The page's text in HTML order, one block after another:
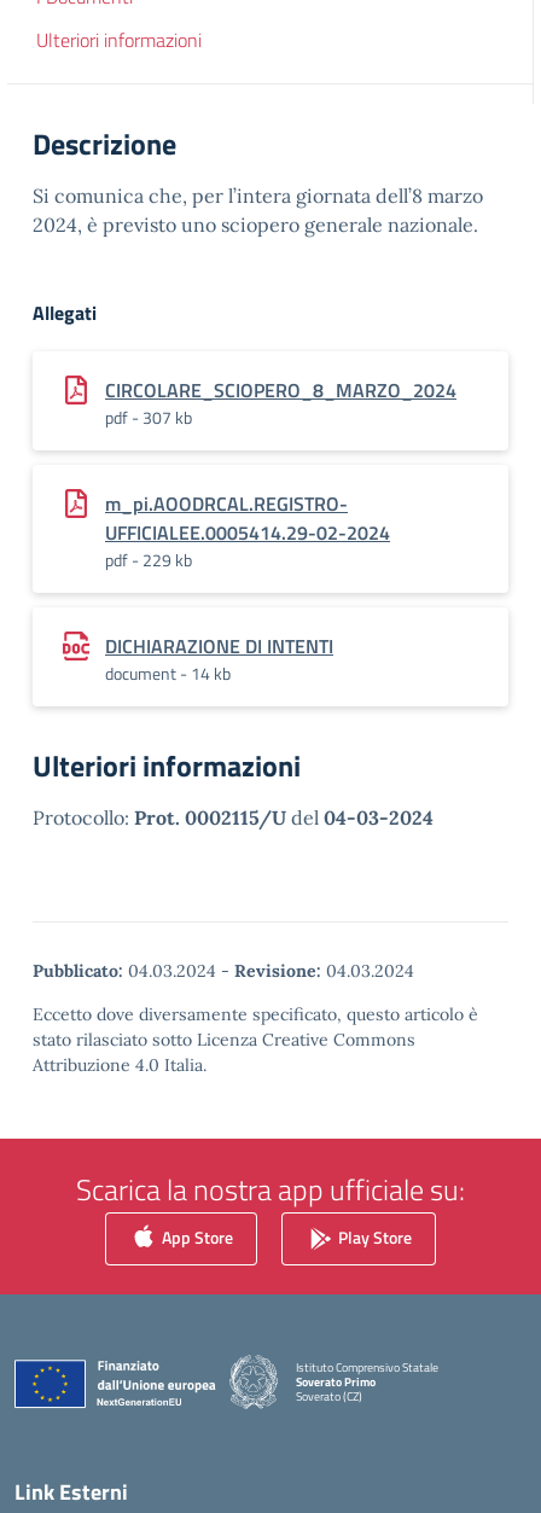
Ulteriori informazioni
Descrizione
Si comunica che, per l’intera giornata dell’8 marzo
2024, è previsto uno sciopero generale nazionale.
Allegati
CIRCOLARE_SCIOPERO_8_MARZO_2024
pdf - 307 kb
m_pi.AOODRCAL.REGISTRO-
UFFICIALEE.0005414.29-02-2024
pdf - 229 kb
DICHIARAZIONE DI INTENTI
document - 14 kb
Ulteriori informazioni
Protocollo: Prot. 0002115/U del 04-03-2024
Pubblicato: 04.03.2024 - Revisione: 04.03.2024
Eccetto dove diversamente specificato, questo articolo è
stato rilasciato sotto Licenza Creative Commons
Attribuzione 4.0 Italia.
Scarica la nostra app ufficiale su:
App Store Play Store
Istituto Comprensivo Statale
Soverato Primo
Soverato (CZ)
Link Esterni